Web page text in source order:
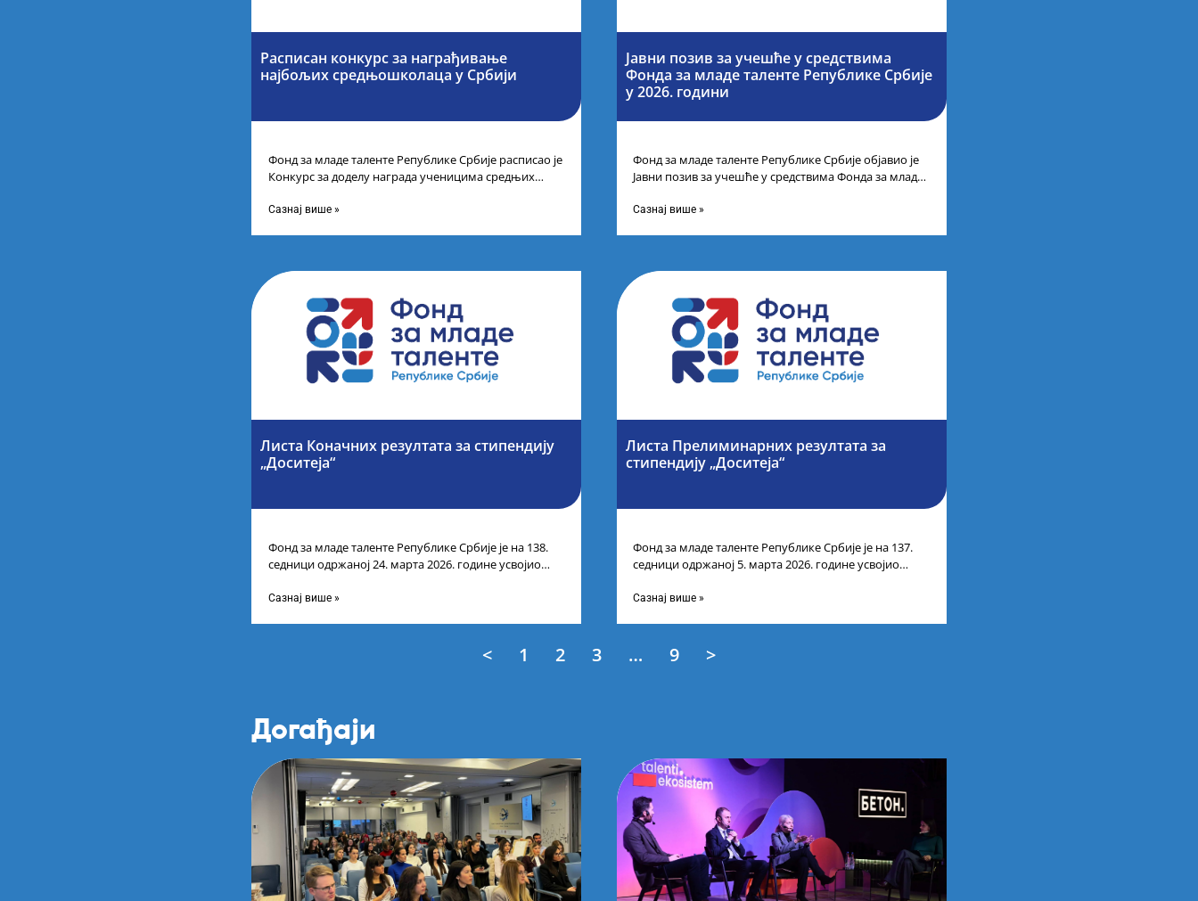
Расписан конкурс за награђивање
најбољих средњошколаца у Србији
Фонд за младе таленте Републике Србије расписао је
Конкурс за доделу награда ученицима средњих
Сазнај више »
Јавни позив за учешће у средствима
Фонда за младе таленте Републике Србије
у 2026. години
Фонд за младе таленте Републике Србије објавио је
Јавни позив за учешће у средствима Фонда за младе
Сазнај више »
Листа Коначних резултата за стипендију
„Доситеја“
Фонд за младе таленте Републике Србије је на 138.
седници одржаној 24. марта 2026. године усвојио
Сазнај више »
Листа Прелиминарних резултата за
стипендију „Доситеја“
Фонд за младе таленте Републике Србије је на 137.
седници одржаној 5. марта 2026. године усвојио
Сазнај више »
< 1 2 3 … 9 >
Догађаји